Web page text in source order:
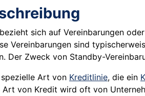
sich auf Vereinbarungen oder
Vereinbarungen sind
Der Zweck von Standby-
Art von Kreditlinie, die ein
Art von Kredit wird oft von